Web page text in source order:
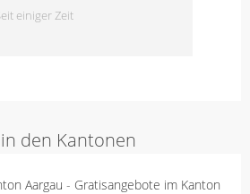
einiger Zeit
den Kantonen
Aargau - Gratisangebote im Kanton